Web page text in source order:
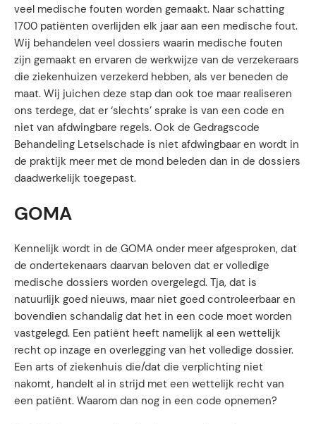
veel medische fouten worden gemaakt. Naar schatting
1700 patiënten overlijden elk jaar aan een medische fout.
Wij behandelen veel dossiers waarin medische fouten
zijn gemaakt en ervaren de werkwijze van de verzekeraars
die ziekenhuizen verzekerd hebben, als ver beneden de
maat. Wij juichen deze stap dan ook toe maar realiseren
ons terdege, dat er ‘slechts’ sprake is van een code en
niet van afdwingbare regels. Ook de Gedragscode
Behandeling Letselschade is niet afdwingbaar en wordt in
de praktijk meer met de mond beleden dan in de dossiers
daadwerkelijk toegepast.
GOMA
Kennelijk wordt in de GOMA onder meer afgesproken, dat
de ondertekenaars daarvan beloven dat er volledige
medische dossiers worden overgelegd. Tja, dat is
natuurlijk goed nieuws, maar niet goed controleerbaar en
bovendien schandalig dat het in een code moet worden
vastgelegd. Een patiënt heeft namelijk al een wettelijk
recht op inzage en overlegging van het volledige dossier.
Een arts of ziekenhuis die/dat die verplichting niet
nakomt, handelt al in strijd met een wettelijk recht van
een patiënt. Waarom dan nog in een code opnemen?